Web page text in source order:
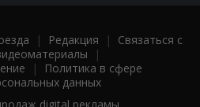
| Редакция | Связаться с
|
|
Политика в сфере
данных